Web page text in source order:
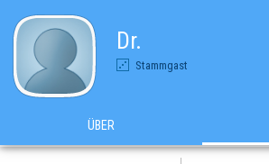
Dr.
Stammgast
ÜBER